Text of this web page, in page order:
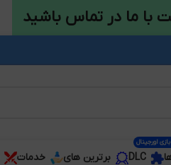
DLC برترین های خدمات
با ما در تماس باشید